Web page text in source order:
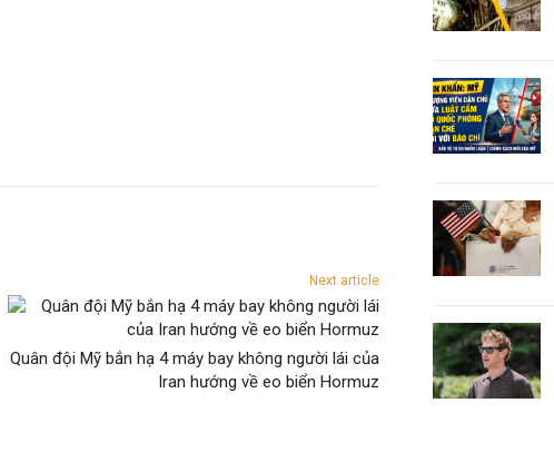
Next article
Quân đội Mỹ bắn hạ 4 máy bay không người lái của
Iran hướng về eo biển Hormuz